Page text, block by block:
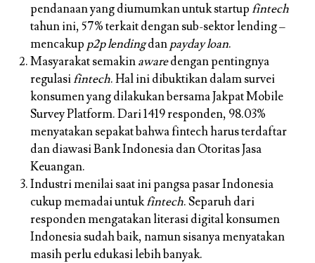
pendanaan yang diumumkan untuk startup fintech
tahun ini, 57% terkait dengan sub-sektor lending –
mencakup p2p lendingdanpayday loan.
Masyarakat semakinawaredengan pentingnya
regulasifintech.Hal ini dibuktikan dalam survei
konsumen yang dilakukan bersama Jakpat Mobile
Survey Platform. Dari 1419 responden, 98.03%
menyatakan sepakat bahwa fintech harus terdaftar
dan diawasi Bank Indonesia dan Otoritas Jasa
Keuangan.
Industri menilai saat ini pangsa pasar Indonesia
cukup memadai untukfintech.Separuh dari
responden mengatakan literasi digital konsumen
Indonesia sudah baik, namun sisanya menyatakan
masih perlu edukasi lebih banyak.